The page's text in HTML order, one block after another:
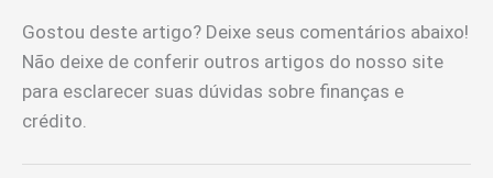
Gostou deste artigo? Deixe seus comentários abaixo!
Não deixe de conferir outros artigos do nosso site
para esclarecer suas dúvidas sobre finanças e
crédito.